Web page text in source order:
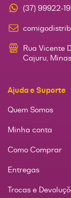
(37) 99922-
Rua Vicente
Cajuru,
Ajuda e Suporte
Quem Somos
Minha conta
Como Comprar
Entregas
Trocas e